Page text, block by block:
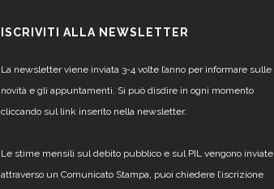
ISCRIVITI ALLA NEWSLETTER
La newsletter viene inviata 3-4 volte l’anno per informare sulle
novità e gli appuntamenti. Si può disdire in ogni momento
cliccando sul link inserito nella newsletter.
Le stime mensili sul debito pubblico e sul PIL vengono inviate
attraverso un Comunicato Stampa, puoi chiedere l’iscrizione